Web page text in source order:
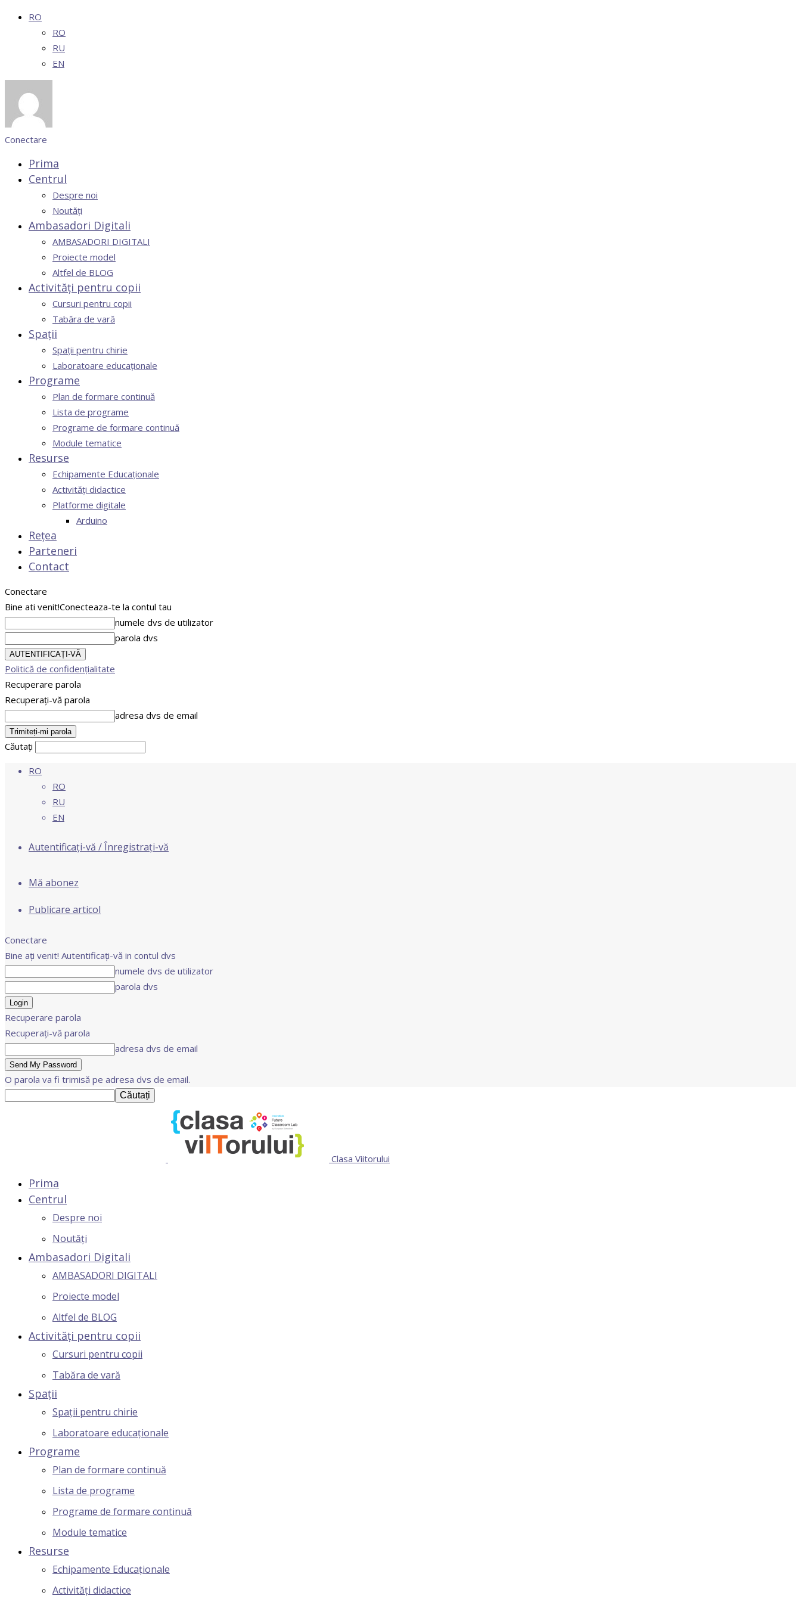
RO
RO
RU
EN
Conectare
Prima
Centrul
Despre noi
Noutăți
Ambasadori Digitali
AMBASADORI DIGITALI
Proiecte model
Altfel de BLOG
Activități pentru copii
Cursuri pentru copii
Tabăra de vară
Spații
Spații pentru chirie
Laboratoare educaționale
Programe
Plan de formare continuă
Lista de programe
Programe de formare continuă
Module tematice
Resurse
Echipamente Educaționale
Activități didactice
Platforme digitale
Arduino
Rețea
Parteneri
Contact
Conectare
Bine ati venit!Conecteaza-te la contul tau
numele dvs de utilizator
parola dvs
Politică de confidențialitate
Recuperare parola
Recuperați-vă parola
adresa dvs de email
Căutați
RO
RO
RU
EN
Autentificați-vă / Înregistrați-vă
Mă abonez
Publicare articol
Conectare
Bine ați venit! Autentificați-vă in contul dvs
numele dvs de utilizator
parola dvs
Recuperare parola
Recuperați-vă parola
adresa dvs de email
O parola va fi trimisă pe adresa dvs de email.
Clasa Viitorului
Prima
Centrul
Despre noi
Noutăți
Ambasadori Digitali
AMBASADORI DIGITALI
Proiecte model
Altfel de BLOG
Activități pentru copii
Cursuri pentru copii
Tabăra de vară
Spații
Spații pentru chirie
Laboratoare educaționale
Programe
Plan de formare continuă
Lista de programe
Programe de formare continuă
Module tematice
Resurse
Echipamente Educaționale
Activități didactice